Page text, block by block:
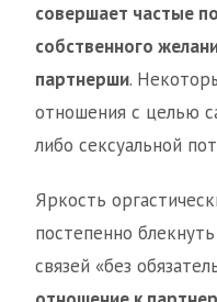
совершает частые
собственного
партнерши.
отношения с целью
либо сексуальной
Яркость
постепенно
связей «без